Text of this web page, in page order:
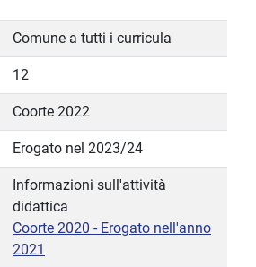
Comune a tutti i curricula
12
Coorte 2022
Erogato nel 2023/24
Informazioni sull'attività
didattica
Coorte 2020 - Erogato nell'anno
2021